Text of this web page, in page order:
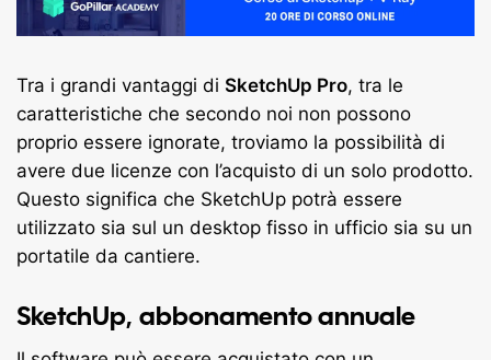
Tra i grandi vantaggi di SketchUp Pro, tra le
caratteristiche che secondo noi non possono
proprio essere ignorate, troviamo la possibilità di
avere due licenze con l’acquisto di un solo prodotto.
Questo significa che SketchUp potrà essere
utilizzato sia sul un desktop fisso in ufficio sia su un
portatile da cantiere.
SketchUp, abbonamento annuale